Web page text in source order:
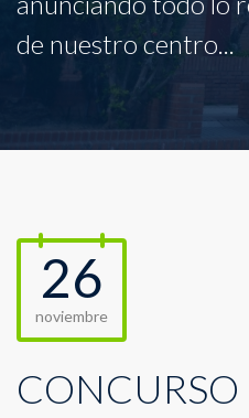
de nuestro centro...
26
noviembre
CONCURSO